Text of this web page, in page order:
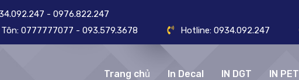
- 0976.822.247
Tôn: 0777777077 - 093.579.3678
Hotline: 0934.092.247
Trang chủ In Decal IN DGT IN PET